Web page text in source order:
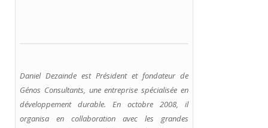
Daniel Dezainde est Président et fondateur de
Génos Consultants, une entreprise spécialisée en
développement durable. En octobre 2008, il
organisa en collaboration avec les grandes